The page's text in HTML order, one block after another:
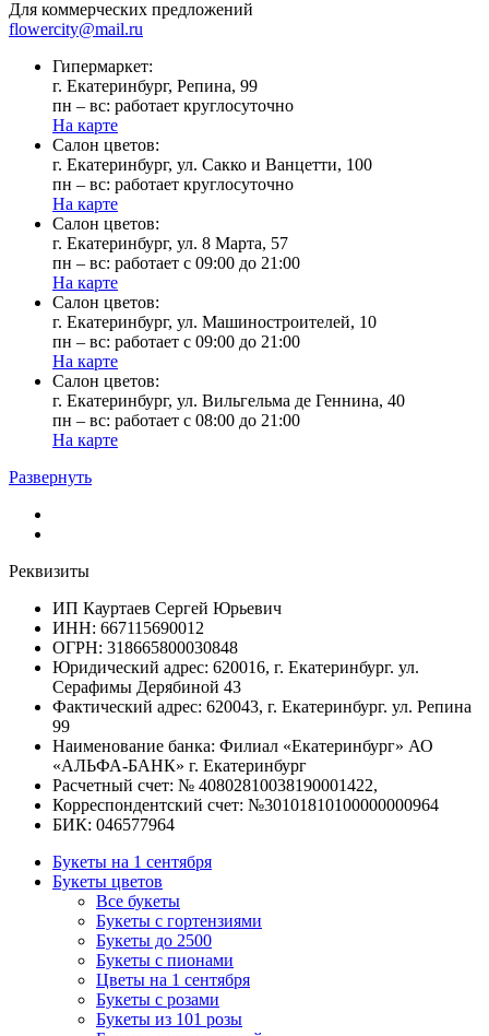
Для коммерческих предложений
flowercity@mail.ru
Гипермаркет:
г. Екатеринбург, Репина, 99
пн – вс: работает круглосуточно
На карте
Cалон цветов:
г. Екатеринбург, ул. Сакко и Ванцетти, 100
пн – вс: работает круглосуточно
На карте
Cалон цветов:
г. Екатеринбург, ул. 8 Марта, 57
пн – вс: работает с 09:00 до 21:00
На карте
Cалон цветов:
г. Екатеринбург, ул. Машиностроителей, 10
пн – вс: работает с 09:00 до 21:00
На карте
Cалон цветов:
г. Екатеринбург, ул. Вильгельма де Геннина, 40
пн – вс: работает с 08:00 до 21:00
На карте
Развернуть
Реквизиты
ИП Кауртаев Сергей Юрьевич
ИНН: 667115690012
ОГРН: 318665800030848
Юридический адрес: 620016, г. Екатеринбург. ул.
Серафимы Дерябиной 43
Фактический адрес: 620043, г. Екатеринбург. ул. Репина
99
Наименование банка: Филиал «Екатеринбург» АО
«АЛЬФА-БАНК» г. Екатеринбург
Расчетный счет: № 40802810038190001422,
Корреспондентский счет: №30101810100000000964
БИК: 046577964
Букеты на 1 сентября
Букеты цветов
Все букеты
Букеты с гортензиями
Букеты до 2500
Букеты с пионами
Цветы на 1 сентября
Букеты с розами
Букеты из 101 розы